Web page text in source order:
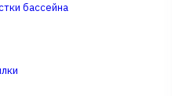
бассейна